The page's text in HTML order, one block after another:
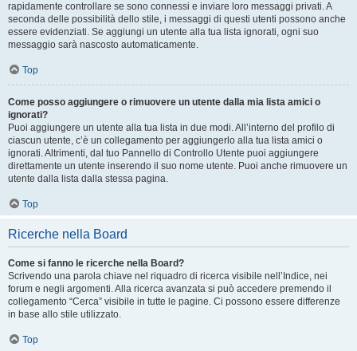
rapidamente controllare se sono connessi e inviare loro messaggi privati. A
seconda delle possibilità dello stile, i messaggi di questi utenti possono anche
essere evidenziati. Se aggiungi un utente alla tua lista ignorati, ogni suo
messaggio sarà nascosto automaticamente.
Top
Come posso aggiungere o rimuovere un utente dalla mia lista amici o
ignorati?
Puoi aggiungere un utente alla tua lista in due modi. All’interno del profilo di
ciascun utente, c’è un collegamento per aggiungerlo alla tua lista amici o
ignorati. Altrimenti, dal tuo Pannello di Controllo Utente puoi aggiungere
direttamente un utente inserendo il suo nome utente. Puoi anche rimuovere un
utente dalla lista dalla stessa pagina.
Top
Ricerche nella Board
Come si fanno le ricerche nella Board?
Scrivendo una parola chiave nel riquadro di ricerca visibile nell’Indice, nei
forum e negli argomenti. Alla ricerca avanzata si può accedere premendo il
collegamento “Cerca” visibile in tutte le pagine. Ci possono essere differenze
in base allo stile utilizzato.
Top